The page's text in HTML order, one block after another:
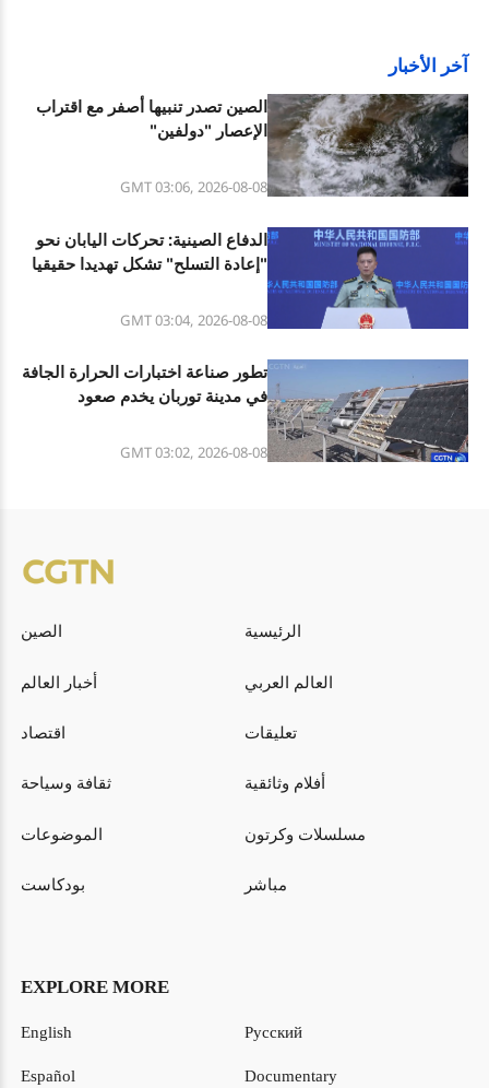
آخر الأخبار
الصين تصدر تنبيها أصفر مع اقتراب
الإعصار "دولفين"
GMT 03:06, 2026-08-08
الدفاع الصينية: تحركات اليابان نحو
"إعادة التسلح" تشكل تهديدا حقيقيا
GMT 03:04, 2026-08-08
تطور صناعة اختبارات الحرارة الجافة
في مدينة توربان يخدم صعود
GMT 03:02, 2026-08-08
الصين الرئيسية
أخبار العالم العالم العربي
اقتصاد تعليقات
ثقافة وسياحة أفلام وثائقية
الموضوعات مسلسلات وكرتون
بودكاست مباشر
EXPLORE MORE
English
Español
Русский
Documentary